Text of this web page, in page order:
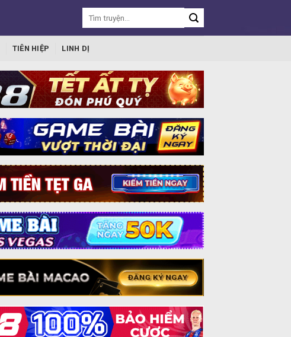
TIÊN HIỆP LINH DỊ